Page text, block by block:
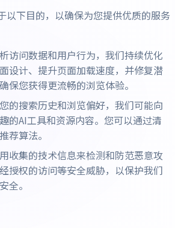
以下目的，以确保为您提供优质的服务
访问数据和用户行为，我们持续优化
设计、提升页面加载速度，并修复潜
保您获得更流畅的浏览体验。
的搜索历史和浏览偏好，我们可能向
的AI工具和资源内容。您可以通过清
荐算法。
收集的技术信息来检测和防范恶意攻
授权的访问等安全威胁，以保护我们
全。